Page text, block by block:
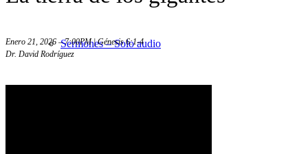
Sermones – Solo audio
Enero 21, 2026 – 7:00PM | Génesis 6:1-4
Dr. David Rodríguez